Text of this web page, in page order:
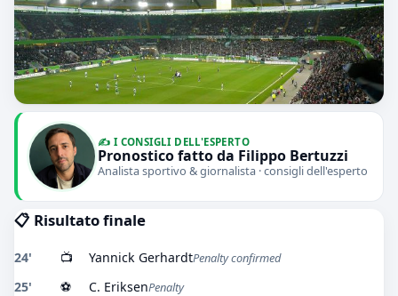
✍️ I CONSIGLI DELL'ESPERTO
Pronostico fatto da Filippo Bertuzzi
Analista sportivo & giornalista · consigli dell'esperto
📋 Risultato finale
24' 📺 Yannick GerhardtPenalty confirmed
25' ⚽ C. EriksenPenalty